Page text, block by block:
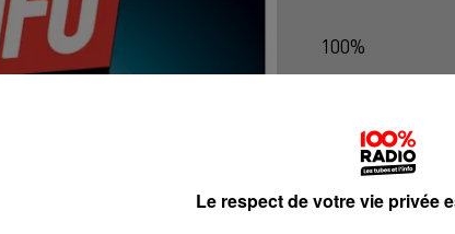
100%
Le respect de votre vie privée